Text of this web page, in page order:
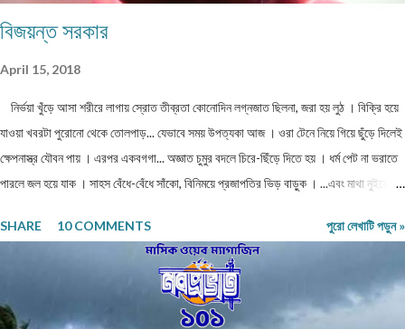
বিজয়ন্ত সরকার
April 15, 2018
নির্ভয়া খুঁড়ে আসা শরীরে লাগায় স্রোত তীব্রতা কোনোদিন লগ্নজাত ছিলনা, জরা হয় লুঠ । বিক্রি হয়ে
যাওয়া খবরটা পুরোনো থেকে তোলপাড়... যেভাবে সময় উপত্যকা আজ । ওরা টেনে নিয়ে গিয়ে ছুঁড়ে দিলেই
ক্ষেপনাস্ত্র যৌবন পায় । এরপর একবগগা... অজ্ঞাত চুমুর বদলে চিরে-ছিঁড়ে দিতে হয় । ধর্ম পেট না ভরাতে
পারলে জল হয়ে যাক । সাহস বেঁধে-বেঁধে সাঁকো, বিনিময়ে প্রজাপতির ভিড় বাড়ুক । ...এবং মাথা নুইয়ে
রোধহীন । কাল্পনিক চরিত্ররা এখনও চোখে চোখ ঠুকেই বেঁচে থাকে স্বরচিত ।
........................ বিজয়ন্ত সরকার মিলন পাড়া, রায়গঞ্জ উত্তর দিনাজপুর
SHARE 10 COMMENTS পুরো লেখাটি পড়ুন »